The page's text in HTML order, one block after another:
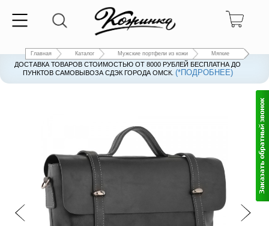
Главная Каталог Мужские портфели из кожи Мягкие
ДОСТАВКА ТОВАРОВ СТОИМОСТЬЮ ОТ 8000 РУБЛЕЙ БЕСПЛАТНА ДО
ПУНКТОВ САМОВЫВОЗА СДЭК ГОРОДА ОМСК. (*ПОДРОБНЕЕ)